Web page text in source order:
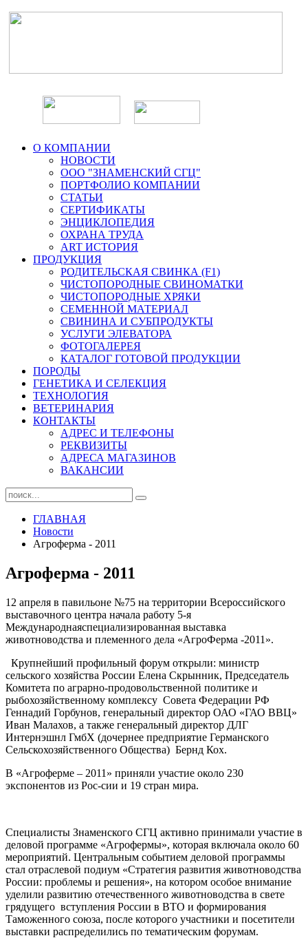
О КОМПАНИИ
НОВОСТИ
ООО "ЗНАМЕНСКИЙ СГЦ"
ПОРТФОЛИО КОМПАНИИ
СТАТЬИ
СЕРТИФИКАТЫ
ЭНЦИКЛОПЕДИЯ
ОХРАНА ТРУДА
ART ИСТОРИЯ
ПРОДУКЦИЯ
РОДИТЕЛЬСКАЯ СВИНКА (F1)
ЧИСТОПОРОДНЫЕ СВИНОМАТКИ
ЧИСТОПОРОДНЫЕ ХРЯКИ
СЕМЕННОЙ МАТЕРИАЛ
СВИНИНА И СУБПРОДУКТЫ
УСЛУГИ ЭЛЕВАТОРА
ФОТОГАЛЕРЕЯ
КАТАЛОГ ГОТОВОЙ ПРОДУКЦИИ
ПОРОДЫ
ГЕНЕТИКА И СЕЛЕКЦИЯ
ТЕХНОЛОГИЯ
ВЕТЕРИНАРИЯ
КОНТАКТЫ
АДРЕС И ТЕЛЕФОНЫ
РЕКВИЗИТЫ
АДРЕСА МАГАЗИНОВ
ВАКАНСИИ
ГЛАВНАЯ
Новости
Агроферма - 2011
Агроферма - 2011
12 апреля в павильоне №75 на территории Всероссийского
выставочного центра начала работу 5-я
Международнаяспециализированная выставка
животноводства и племенного дела «АгроФерма -2011».
Крупнейший профильный форум открыли: министр
сельского хозяйства России Елена Скрынник, Председатель
Комитета по аграрно-продовольственной политике и
рыбохозяйственному комплексу Совета Федерации РФ
Геннадий Горбунов, генеральный директор ОАО «ГАО ВВЦ»
Иван Малахов, а также генеральный директор ДЛГ
Интернэшнл ГмбХ (дочернее предприятие Германского
Сельскохозяйственного Общества) Бернд Кох.
В «Агроферме – 2011» приняли участие около 230
экспонентов из Рос-сии и 19 стран мира.
Специалисты Знаменского СГЦ активно принимали участие в
деловой программе «Агрофермы», которая включала около 60
мероприятий. Центральным событием деловой программы
стал отраслевой подиум «Стратегия развития животноводства
России: проблемы и решения», на котором особое внимание
уделили развитию отечественного животноводства в свете
грядущего вступления России в ВТО и формирования
Таможенного союза, после которого участники и посетители
выставки распределились по тематическим форумам.